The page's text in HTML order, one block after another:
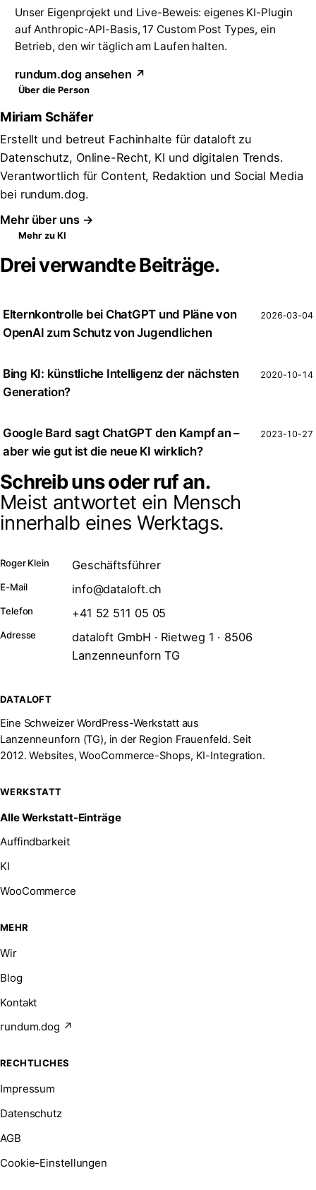
Unser Eigenprojekt und Live-Beweis: eigenes KI-Plugin
auf Anthropic-API-Basis, 17 Custom Post Types, ein
Betrieb, den wir täglich am Laufen halten.
rundum.dog ansehen ↗
Über die Person
Miriam Schäfer
Erstellt und betreut Fachinhalte für dataloft zu
Datenschutz, Online-Recht, KI und digitalen Trends.
Verantwortlich für Content, Redaktion und Social Media
bei rundum.dog.
Mehr über uns →
Mehr zu KI
Drei verwandte Beiträge.
Elternkontrolle bei ChatGPT und Pläne von
OpenAI zum Schutz von Jugendlichen
2026-03-04
Bing KI: künstliche Intelligenz der nächsten
Generation?
2020-10-14
Google Bard sagt ChatGPT den Kampf an –
aber wie gut ist die neue KI wirklich?
2023-10-27
Schreib uns oder ruf an.
Meist antwortet ein Mensch
innerhalb eines Werktags.
Roger Klein Geschäftsführer
E-Mail info@dataloft.ch
Telefon +41 52 511 05 05
Adresse
dataloft GmbH · Rietweg 1 · 8506
Lanzenneunforn TG
DATALOFT
Eine Schweizer WordPress-Werkstatt aus
Lanzenneunforn (TG), in der Region Frauenfeld. Seit
2012. Websites, WooCommerce-Shops, KI-Integration.
WERKSTATT
Alle Werkstatt-Einträge
Auffindbarkeit
KI
WooCommerce
MEHR
Wir
Blog
Kontakt
rundum.dog ↗
RECHTLICHES
Impressum
Datenschutz
AGB
Cookie-Einstellungen